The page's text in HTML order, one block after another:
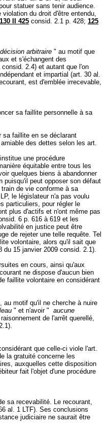
statuer sans tenir audience.
du droit d'être entendu,
II 425 consid. 2.1 p. 428; 125
arbitraire " au motif que
et s'échangent des
2.4) et autant que l'on
et impartial (art. 30 al.
est d'emblée irrecevable,
sa faillite personnelle à sa
sa faillite en se déclarant
des dettes selon les art.
une procédure
équitable entre tous les
quelques biens à abandonner
puisqu'il peut opposer son défaut
de vie conforme à sa
, le législateur n'a pas voulu
particuliers, pour régler le
plus d'actifs et n'ont même pas
6 p. 616 à 619 et les
en justice peut être
de rejeter une telle requête. Tel
volontaire, alors qu'il sait que
du 15 janvier 2009 consid. 2.1).
en cours, ainsi qu'aux
ne dispose d'aucun bien
faillite volontaire en considérant
au motif qu'il ne cherche à nuire
" et n'avoir " aucune
de l'arrêt querellé,
que celle-ci viole l'art.
la gratuité concerne les
auxquelles cette disposition
fait l'objet d'une procédure
sa recevabilité. Le recourant,
al. 1 LTF). Ses conclusions
judiciaire ne saurait être